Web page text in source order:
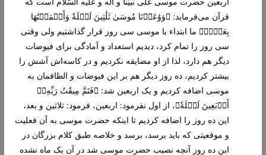
قرآن می‌فرماید: ﴿وَوَٰعَدۡنَا مُوسَىٰ ثَلَٰثِينَ لَيۡلَةٗ وَأَتۡمَمۡنَٰهَا
بِعَشۡرٖ﴾ ما ابتداء با موسی سی روز قرار گذاشتیم ولی وقتی
سی روز را تمام کرد، دیدیم استعداد و آمادگی برای فیوضات
دیگر هم دارد، لذا از او مضایقه نکردیم و در کاسه‌اش آشش را
بیشتر کردیم، ده روز دیگر هم بر این فیوضات و الطافمان به
موسی اضافه کردیم و یک اربعین شد: ﴿فَتَمَّ مِيقَٰتُ رَبِّهِۦٓ
أَرۡبَعِينَ لَيۡلَةٗ﴾، از اول نفرمود: اربعین، فرمود: ثلاثین و بعد،
این ده روز را اضافه کردیم تا اینکه حضرت موسی به آن فعلیت
و موقعیتی که باید برسد، ‌برسد و خلاصه طبق کلام بزرگان در
این ده روز آنچه نصیب حضرت موسی شد در ‌آن یک ماه نشده